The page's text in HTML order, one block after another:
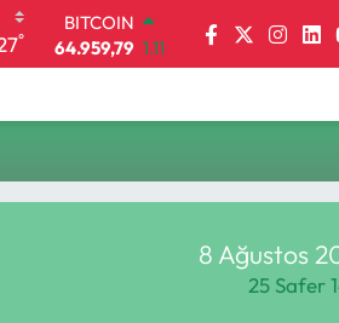
°
BITCOIN
64.959,79 1.11
DOLAR
EURO
64,4811 0.38
8 Ağustos
25 Safer